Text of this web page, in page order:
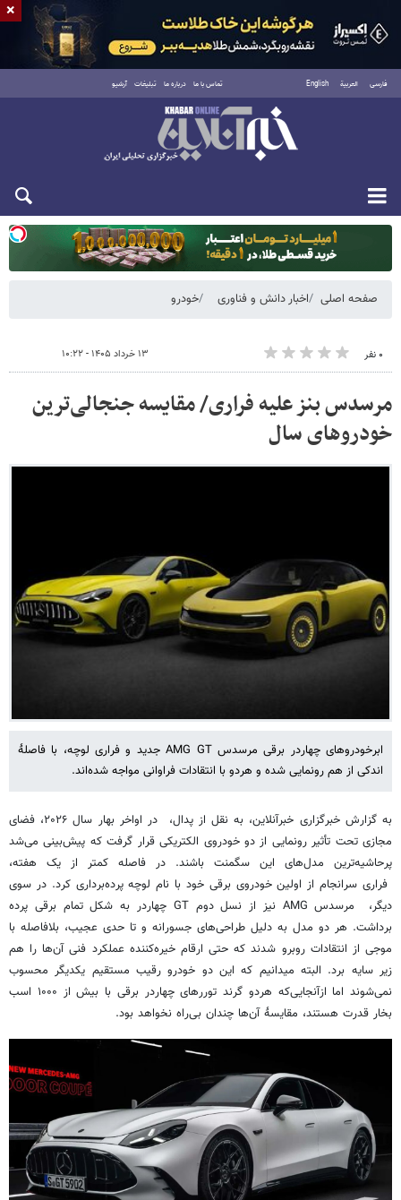
فارسی العربية English تماس با ما درباره ما تبلیغات آرشیو
دوشنبه ۱۹ مرداد ۱۴۰۵
صفحه اصلی اخبار دانش و فناوری خودرو
۰ نفر ۱۳ خرداد ۱۴۰۵ - ۱۰:۲۲
مرسدس بنز علیه فراری/ مقایسه جنجالی‌ترین
خودروهای سال
ابرخودروهای چهاردر برقی مرسدس AMG GT جدید و فراری لوچه، با فاصلهٔ
اندکی از هم رونمایی شده و هردو با انتقادات فراوانی مواجه شده‌اند.
به گزارش خبرگزاری خبرآنلاین، به نقل از پدال، در اواخر بهار سال ۲۰۲۶، فضای
مجازی تحت تأثیر رونمایی از دو خودروی الکتریکی قرار گرفت که پیش‌بینی می‌شد
پرحاشیه‌ترین مدل‌های این سگمنت باشند. در فاصله کمتر از یک هفته،
فراری سرانجام از اولین خودروی برقی خود با نام لوچه پرده‌برداری کرد. در سوی
دیگر، مرسدس AMG نیز از نسل دوم GT چهاردر به شکل تمام برقی پرده
برداشت. هر دو مدل به دلیل طراحی‌های جسورانه و تا حدی عجیب، بلافاصله با
موجی از انتقادات روبرو شدند که حتی ارقام خیره‌کننده عملکرد فنی آن‌ها را هم
زیر سایه برد. البته میدانیم که این دو خودرو رقیب مستقیم یکدیگر محسوب
نمی‌شوند اما ازآنجایی‌که هردو گرند توررهای چهاردر برقی با بیش از ۱۰۰۰ اسب
بخار قدرت هستند، مقایسهٔ آن‌ها چندان بی‌راه نخواهد بود.
×